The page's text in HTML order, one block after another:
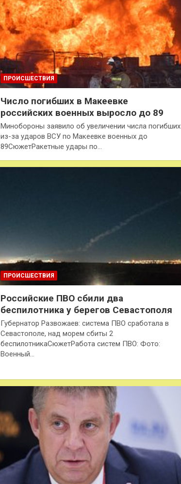
ПРОИСШЕСТВИЯ
Число погибших в Макеевке
российских военных выросло до 89
Минобороны заявило об увеличении числа погибших
из-за ударов ВСУ по Макеевке военных до
89СюжетРакетные удары по…
ПРОИСШЕСТВИЯ
Российские ПВО сбили два
беспилотника у берегов Севастополя
Губернатор Развожаев: система ПВО сработала в
Севастополе, над морем сбиты 2
беспилотникаСюжетРабота систем ПВО: Фото:
Военный…